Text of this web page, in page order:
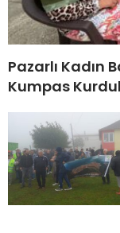
Pazarlı Kadın
Kumpas